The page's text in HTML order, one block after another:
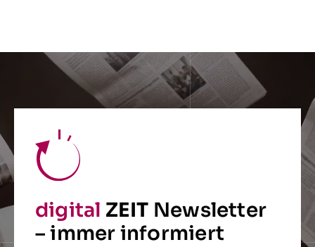
digital ZEIT Newsletter
– immer informiert